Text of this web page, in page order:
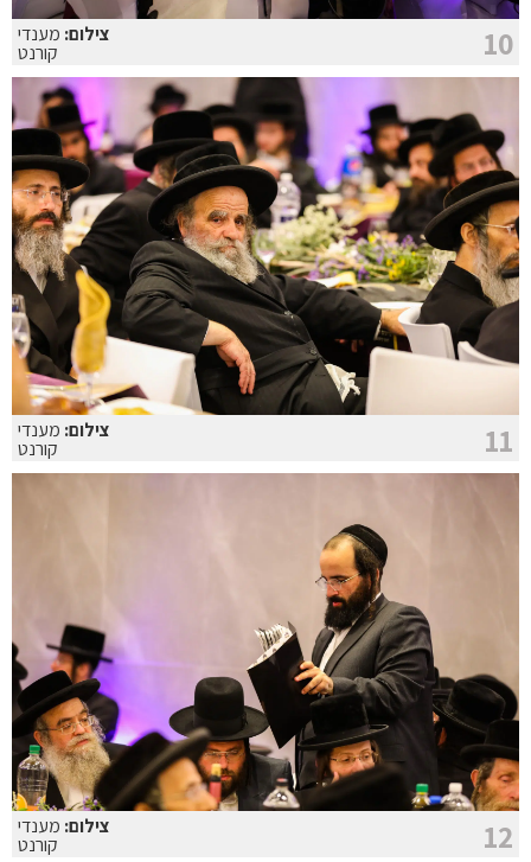
10 צילום: מענדי
קורנט
11 צילום: מענדי
קורנט
12 צילום: מענדי
קורנט